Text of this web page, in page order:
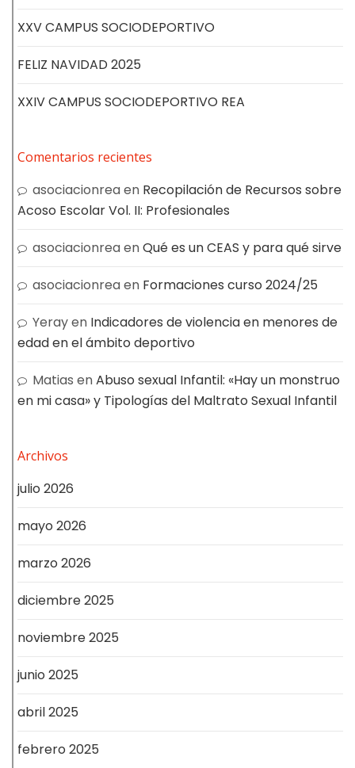
XXV CAMPUS SOCIODEPORTIVO
FELIZ NAVIDAD 2025
XXIV CAMPUS SOCIODEPORTIVO REA
Comentarios recientes
asociacionreaen Recopilación de Recursos sobre
Acoso Escolar Vol. II: Profesionales
asociacionreaenQué es un CEAS y para qué sirve
asociacionreaen Formaciones curso 2024/25
Yerayen Indicadores de violencia en menores de
edad en el ámbito deportivo
Matias enAbuso sexual Infantil: «Hay un monstruo
en mi casa» y Tipologías del Maltrato Sexual Infantil
Archivos
julio 2026
mayo 2026
marzo 2026
diciembre 2025
noviembre 2025
junio 2025
abril 2025
febrero 2025